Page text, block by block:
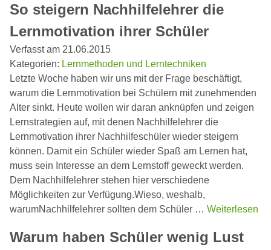
So steigern Nachhilfelehrer die
Lernmotivation ihrer Schüler
Verfasst am 21.06.2015
Kategorien: Lernmethoden und Lerntechniken
Letzte Woche haben wir uns mit der Frage beschäftigt,
warum die Lernmotivation bei Schülern mit zunehmenden
Alter sinkt. Heute wollen wir daran anknüpfen und zeigen
Lernstrategien auf, mit denen Nachhilfelehrer die
Lernmotivation ihrer Nachhilfeschüler wieder steigern
können. Damit ein Schüler wieder Spaß am Lernen hat,
muss sein Interesse an dem Lernstoff geweckt werden.
Dem Nachhilfelehrer stehen hier verschiedene
Möglichkeiten zur Verfügung.Wieso, weshalb,
warumNachhilfelehrer sollten dem Schüler … Weiterlesen
Warum haben Schüler wenig Lust